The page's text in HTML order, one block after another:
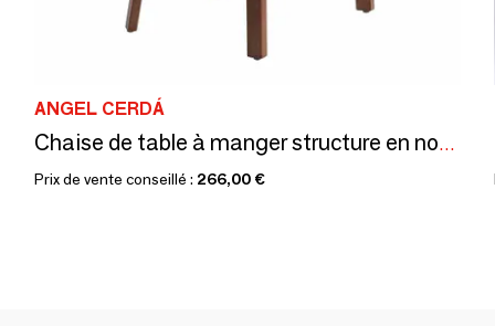
ANGEL CERDÁ
Chaise de table à manger structure en noyer
Prix de vente conseillé : 266,00 €